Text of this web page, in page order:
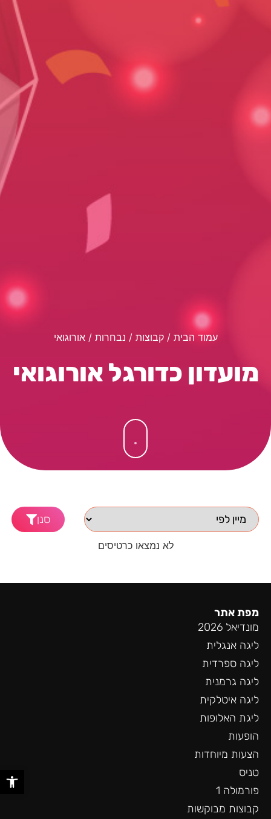
עמוד הבית / קבוצות / נבחרות / אורוגואי
מועדון כדורגל אורוגואי
סנן
לא נמצאו כרטיסים
מפת אתר
מונדיאל 2026
ליגה אנגלית
ליגה ספרדית
ליגה גרמנית
ליגה איטלקית
ליגת האלופות
הופעות
הצעות מיוחדות
טניס
פורמולה 1
קבוצות מבוקשות
פתח